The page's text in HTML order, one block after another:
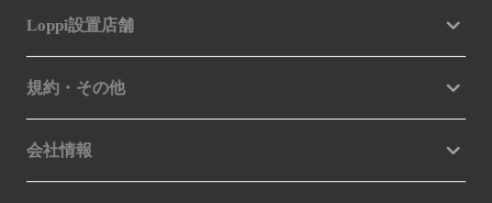
Loppi設置店舗
規約・その他
会社情報